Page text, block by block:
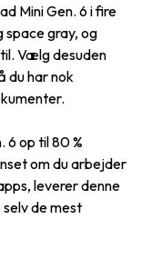
Mini Gen. 6 i fire
gray, og
Vælg desuden
du har nok
6 op til 80 %
om du arbejder
leverer denne
de mest